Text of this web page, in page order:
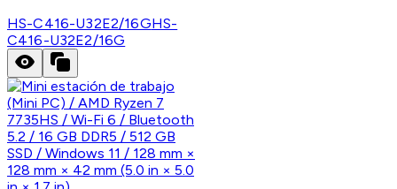
HS-C416-U32E2/16GHS-
C416-U32E2/16G